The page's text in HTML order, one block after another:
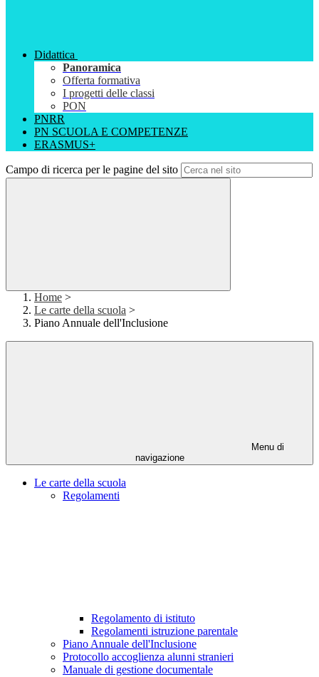
Didattica
Panoramica
Offerta formativa
I progetti delle classi
PON
PNRR
PN SCUOLA E COMPETENZE
ERASMUS+
Campo di ricerca per le pagine del sito
Home >
Le carte della scuola >
Piano Annuale dell'Inclusione
Menu di
navigazione
Le carte della scuola
Regolamenti
Regolamento di istituto
Regolamenti istruzione parentale
Piano Annuale dell'Inclusione
Protocollo accoglienza alunni stranieri
Manuale di gestione documentale